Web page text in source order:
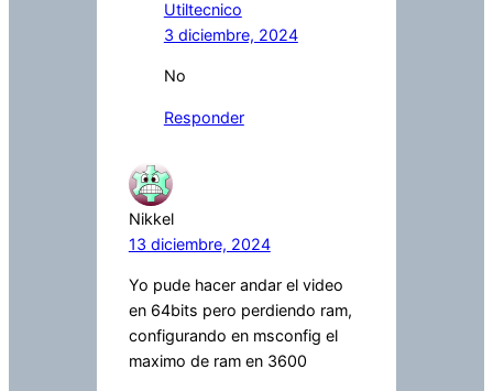
Utiltecnico
3 diciembre, 2024
No
Responder
Nikkel
13 diciembre, 2024
Yo pude hacer andar el video
en 64bits pero perdiendo ram,
configurando en msconfig el
maximo de ram en 3600